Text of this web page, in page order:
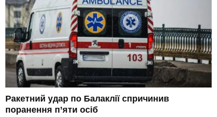
Ракетний удар по Балаклії спричинив
поранення п’яти осіб